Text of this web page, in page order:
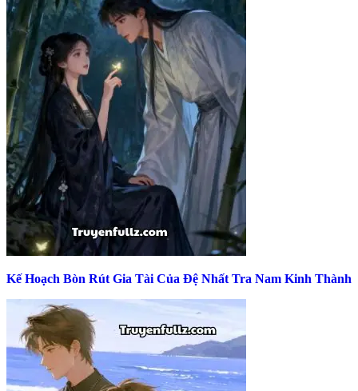
Kế Hoạch Bòn Rút Gia Tài Của Đệ Nhất Tra Nam Kinh Thành